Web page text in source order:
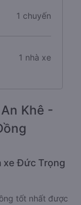
1 chuyến
1 nhà xe
Khê -
xe Đức Trọng
tốt nhất được